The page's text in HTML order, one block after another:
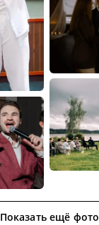
Показать ещё фото